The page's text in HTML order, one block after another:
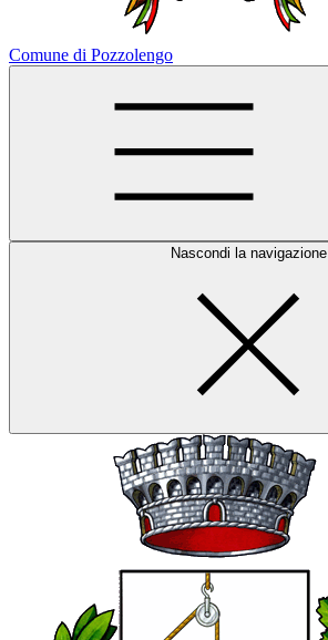
Comune di Pozzolengo
Nascondi la navigazione